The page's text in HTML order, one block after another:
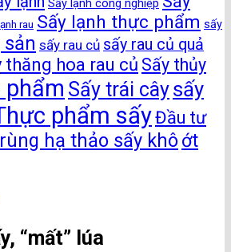
Sấy lạnh công nghiệp
rau Sấy lạnh thực phẩm sấy
sản sấy rau củ sấy rau củ quả
thăng hoa rau củ Sấy thủy
Sấy trái câysấy
phẩm sấyĐầu tư
hạ thảo sấy khôớt
“mất” lúa